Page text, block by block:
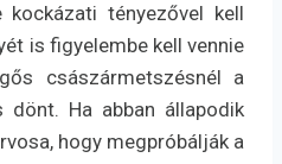
kockázati tényezővel kell
is figyelembe kell vennie
császármetszésnél a
Ha abban állapodik
hogy megpróbálják a